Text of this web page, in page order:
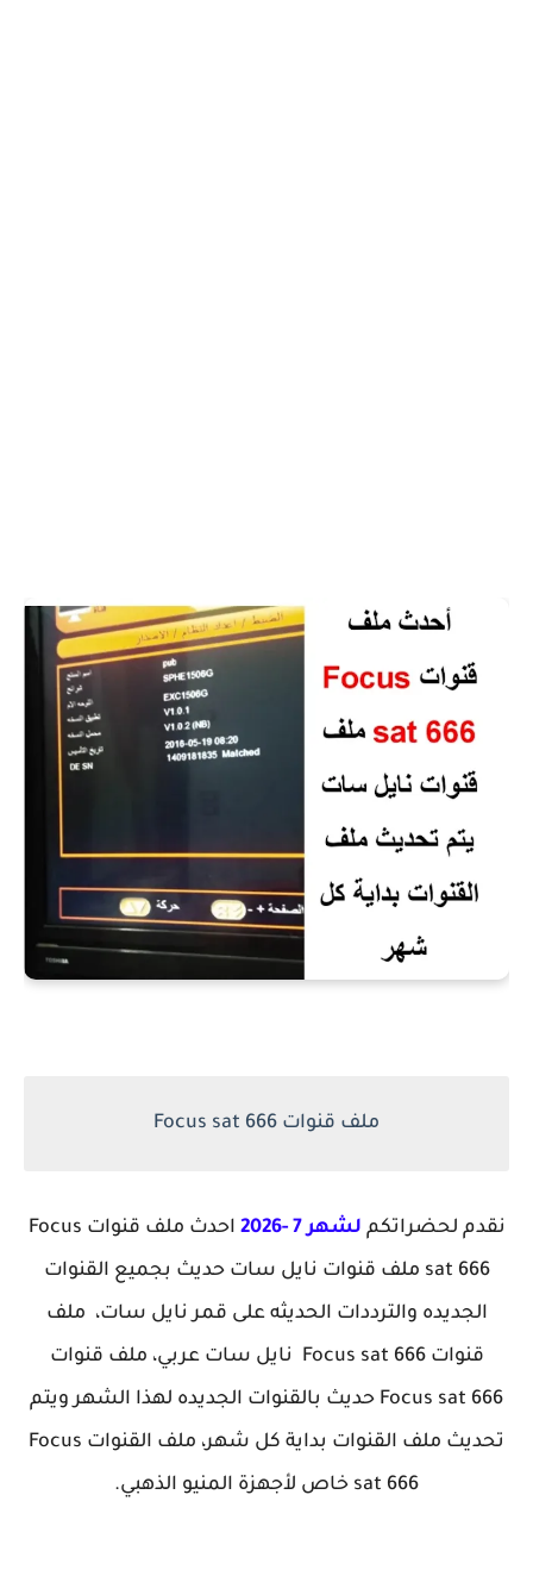
ملف قنوات Focus sat 666
نقدم لحضراتكم لشهر 7 -2026
احدث ملف قنوات Focus
sat 666 ملف قنوات نايل سات حديث بجميع القنوات
الجديده والترددات الحديثه على قمر نايل سات، ملف
قنوات Focus sat 666 نايل سات عربي، ملف قنوات
Focus sat 666 حديث بالقنوات الجديده لهذا الشهر ويتم
تحديث ملف القنوات بداية كل شهر، ملف القنوات Focus
sat 666 خاص لأجهزة المنيو الذهبي.